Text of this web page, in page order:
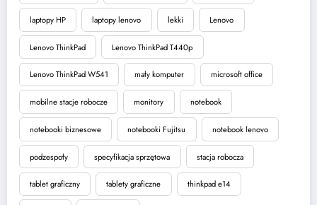
laptopy HP laptopy lenovo lekki Lenovo
Lenovo ThinkPad Lenovo ThinkPad T440p
Lenovo ThinkPad W541 mały komputer microsoft office
mobilne stacje robocze monitory notebook
notebooki biznesowe notebooki Fujitsu notebook lenovo
podzespoły specyfikacja sprzętowa stacja robocza
tablet graficzny tablety graficzne thinkpad e14